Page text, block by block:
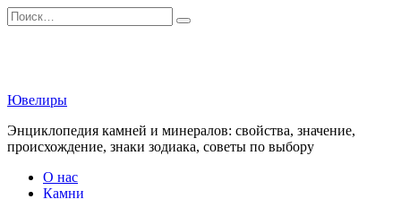
Перейти
к
Search
for:
Ювелиры
Энциклопедия камней и минералов: свойства, значение,
происхождение, знаки зодиака, советы по выбору
О нас
Камни